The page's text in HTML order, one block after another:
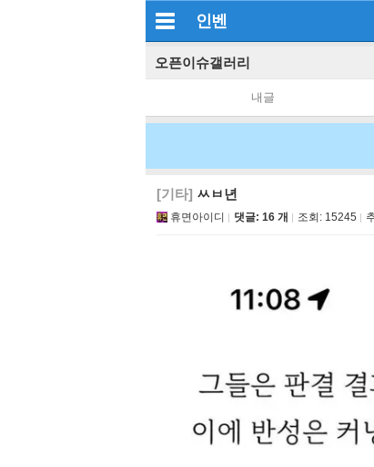
인벤
오픈이슈갤러리
내글
[기타] ㅆㅂ년
휴면아이디 댓글: 16 개 조회: 15245